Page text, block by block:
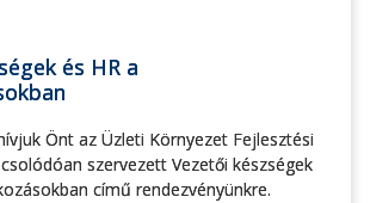
és HR a
Önt az Üzleti Környezet Fejlesztési
szervezett Vezetői készségek
című rendezvényünkre.